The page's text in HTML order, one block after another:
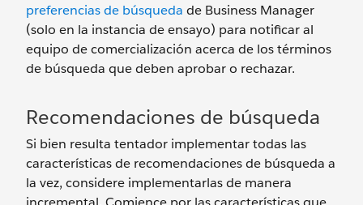
preferencias de búsqueda de Business Manager
(solo en la instancia de ensayo) para notificar al
equipo de comercialización acerca de los términos
de búsqueda que deben aprobar o rechazar.
Recomendaciones de búsqueda
Si bien resulta tentador implementar todas las
características de recomendaciones de búsqueda a
la vez, considere implementarlas de manera